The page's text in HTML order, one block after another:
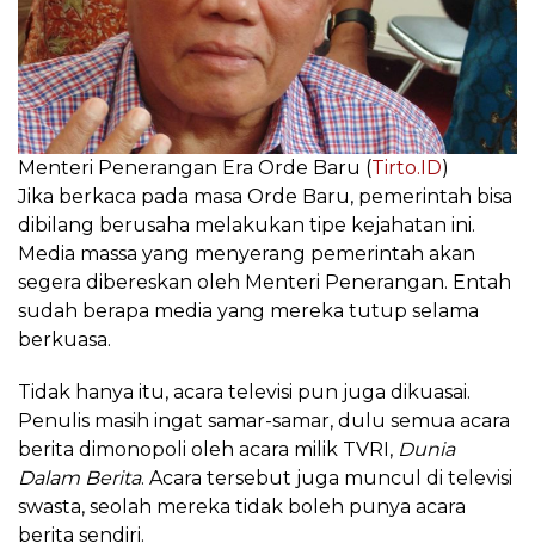
Menteri Penerangan Era Orde Baru (Tirto.ID)
Jika berkaca pada masa Orde Baru, pemerintah bisa
dibilang berusaha melakukan tipe kejahatan ini.
Media massa yang menyerang pemerintah akan
segera dibereskan oleh Menteri Penerangan. Entah
sudah berapa media yang mereka tutup selama
berkuasa.
Tidak hanya itu, acara televisi pun juga dikuasai.
Penulis masih ingat samar-samar, dulu semua acara
berita dimonopoli oleh acara milik TVRI, Dunia
Dalam Berita. Acara tersebut juga muncul di televisi
swasta, seolah mereka tidak boleh punya acara
berita sendiri.